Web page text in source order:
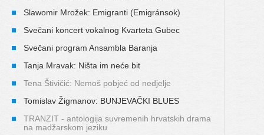
Slawomir Mrožek: Emigranti (Emigránsok)
Svečani koncert vokalnog Kvarteta Gubec
Svečani program Ansambla Baranja
Tanja Mravak: Ništa im neće bit
Tena Štivičić: Nemoš pobjeć od nedjelje
Tomislav Žigmanov: BUNJEVAČKI BLUES
TRANZIT - antologija suvremenih hrvatskih drama
na madžarskom jeziku